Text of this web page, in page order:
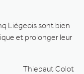
Liégeois sont bien
et prolonger leur
Thiebaut Colot